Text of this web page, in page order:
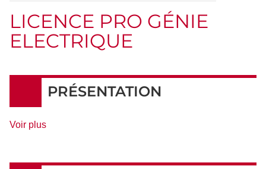
LICENCE PRO GÉNIE
ELECTRIQUE
DÉTAILS
PRÉSENTATION
Voir plusde